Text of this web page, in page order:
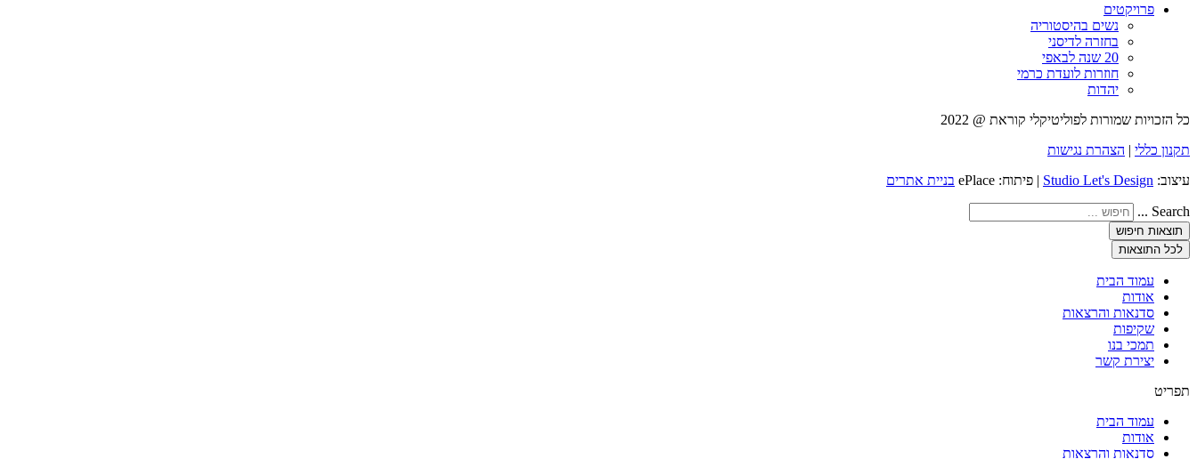
פרויקטים
נשים בהיסטוריה
בחזרה לדיסני
20 שנה לבאפי
חוזרות לועדת כרמי
יהדות
כל הזכויות שמורות לפוליטיקלי קוראת @ 2022
תקנון כללי | הצהרת נגישות
עיצוב: Studio Let's Design | פיתוח: ePlace בניית אתרים
Search ...
תוצאות חיפוש
לכל התוצאות
עמוד הבית
אודות
סדנאות והרצאות
שקיפות
תמכי בנו
יצירת קשר
תפריט
עמוד הבית
אודות
סדנאות והרצאות